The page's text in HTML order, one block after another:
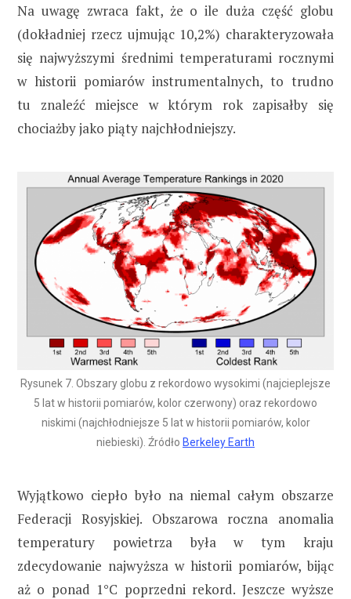
Na uwagę zwraca fakt, że o ile duża część globu
(dokładniej rzecz ujmując 10,2%) charakteryzowała
się najwyższymi średnimi temperaturami rocznymi
w historii pomiarów instrumentalnych, to trudno
tu znaleźć miejsce w którym rok zapisałby się
chociażby jako piąty najchłodniejszy.
Rysunek 7. Obszary globu z rekordowo wysokimi (najcieplejsze
5 lat w historii pomiarów, kolor czerwony) oraz rekordowo
niskimi (najchłodniejsze 5 lat w historii pomiarów, kolor
niebieski). Źródło Berkeley Earth
Wyjątkowo ciepło było na niemal całym obszarze
Federacji Rosyjskiej. Obszarowa roczna anomalia
temperatury powietrza była w tym kraju
zdecydowanie najwyższa w historii pomiarów, bijąc
aż o ponad 1°C poprzedni rekord. Jeszcze wyższe